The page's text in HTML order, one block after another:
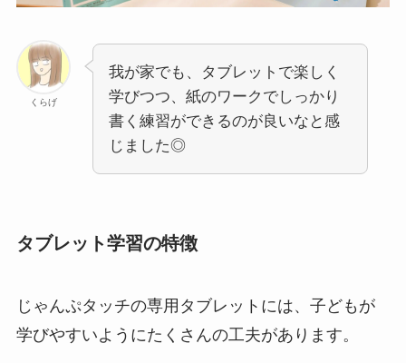
くらげ
我が家でも、タブレットで楽しく
学びつつ、紙のワークでしっかり
書く練習ができるのが良いなと感
じました◎
タブレット学習の特徴
じゃんぷタッチの専用タブレットには、子どもが
学びやすいようにたくさんの工夫があります。